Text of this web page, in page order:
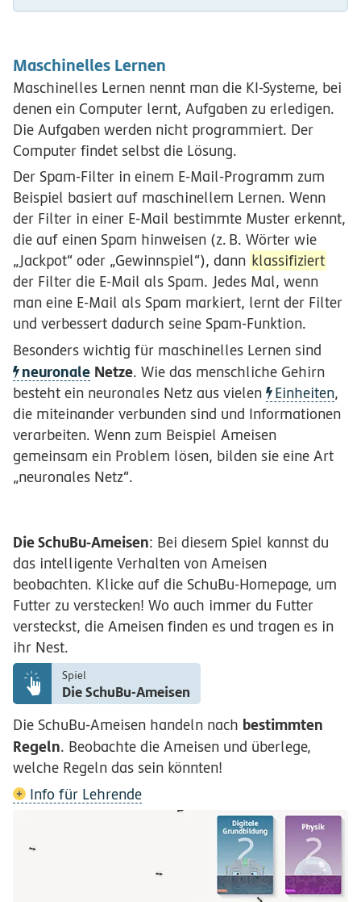
Maschinelles Lernen
Maschinelles Lernen nennt man die KI-Systeme, bei
denen ein Computer lernt, Aufgaben zu erledigen.
Die Aufgaben werden nicht programmiert. Der
Computer findet selbst die Lösung.
Der Spam-Filter in einem E-Mail-Programm zum
Beispiel basiert auf maschinellem Lernen. Wenn
der Filter in einer E-Mail bestimmte Muster erkennt,
die auf einen Spam hinweisen (z. B. Wörter wie
„Jackpot“ oder „Gewinnspiel“), dann klassifiziert
der Filter die E-Mail als Spam. Jedes Mal, wenn
man eine E-Mail als Spam markiert, lernt der Filter
und verbessert dadurch seine Spam-Funktion.
Besonders wichtig für maschinelles Lernen sind
neuronale Netze. Wie das menschliche Gehirn
besteht ein neuronales Netz aus vielen
Einheiten,
die miteinander verbunden sind und Informationen
verarbeiten. Wenn zum Beispiel Ameisen
gemeinsam ein Problem lösen, bilden sie eine Art
„neuronales Netz“.
Die SchuBu-Ameisen: Bei diesem Spiel kannst du
das intelligente Verhalten von Ameisen
beobachten. Klicke auf die SchuBu-Homepage, um
Futter zu verstecken! Wo auch immer du Futter
versteckst, die Ameisen finden es und tragen es in
ihr Nest.
Spiel
Die SchuBu-Ameisen
Die SchuBu-Ameisen handeln nach bestimmten
Regeln. Beobachte die Ameisen und überlege,
welche Regeln das sein könnten!
Info für Lehrende